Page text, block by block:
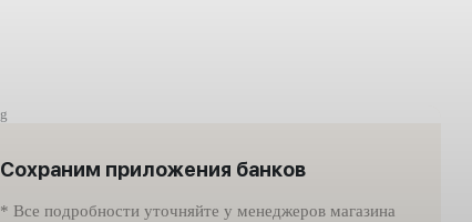
Сохраним приложения банков
* Все подробности уточняйте у менеджеров магазина